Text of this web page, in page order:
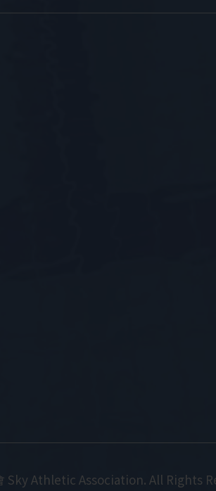
Sky Athletic Association. All Rights